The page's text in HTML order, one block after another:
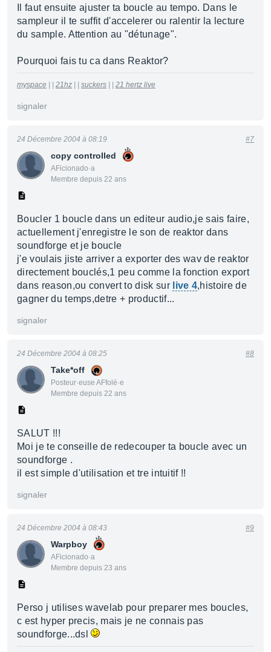
Il faut ensuite ajuster ta boucle au tempo. Dans le
sampleur il te suffit d'accelerer ou ralentir la lecture
du sample. Attention au "détunage".
Pourquoi fais tu ca dans Reaktor?
myspace 21hz suckers 21 hertz live
signaler
copy controlled
AFicionado·a
Membre depuis 22 ans
24 Décembre 2004 à 08:19 #7
Boucler 1 boucle dans un editeur audio,je sais faire,
actuellement j'enregistre le son de reaktor dans
soundforge et je boucle
j'e voulais jiste arriver a exporter des wav de reaktor
directement bouclés,1 peu comme la fonction export
dans reason,ou convert to disk sur live 4,histoire de
gagner du temps,detre + productif...
signaler
Take*off
Posteur·euse AFfolé·e
Membre depuis 22 ans
24 Décembre 2004 à 08:25 #8
SALUT !!!
Moi je te conseille de redecouper ta boucle avec un
soundforge .
il est simple d'utilisation et tre intuitif !!
signaler
Warpboy
AFicionado·a
Membre depuis 23 ans
24 Décembre 2004 à 08:43 #9
Perso j utilises wavelab pour preparer mes boucles,
c est hyper precis, mais je ne connais pas
soundforge...dsl